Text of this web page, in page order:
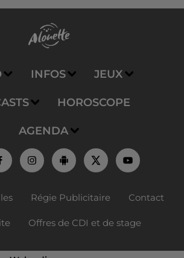
INFOS JEUX
HOROSCOPE
AGENDA
Régie Publicitaire Contact
Offres de CDI et de stage